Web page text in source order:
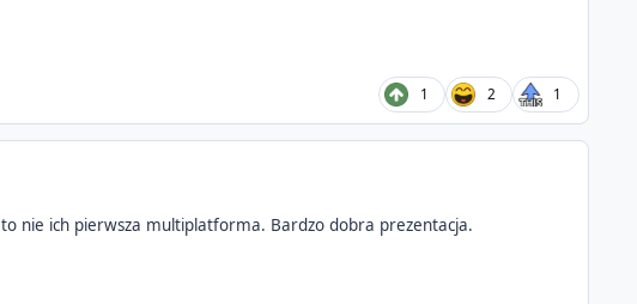
1 2 1
to nie ich pierwsza multiplatforma. Bardzo dobra prezentacja.